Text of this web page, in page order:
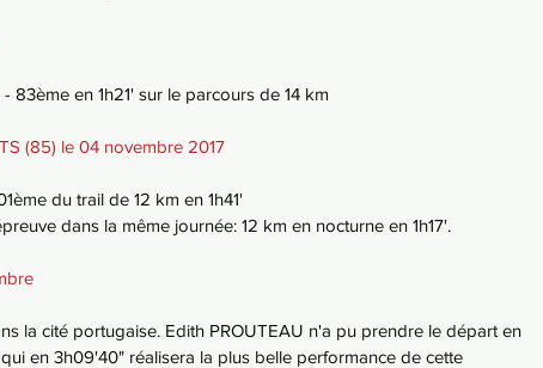
83ème en 1h21' sur le parcours de 14 km
(85) le 04 novembre 2017
du trail de 12 km en 1h41'
dans la même journée: 12 km en nocturne en 1h17'.
la cité portugaise. Edith PROUTEAU n'a pu prendre le départ en
en 3h09'40" réalisera la plus belle performance de cette